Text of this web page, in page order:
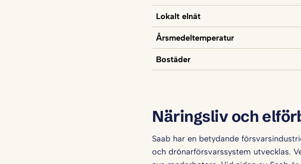
Lokalt elnät
Årsmedeltemperatur
Bostäder
Näringsliv och
Saab har en betydande
och drönarförsvarssystem utvecklas.